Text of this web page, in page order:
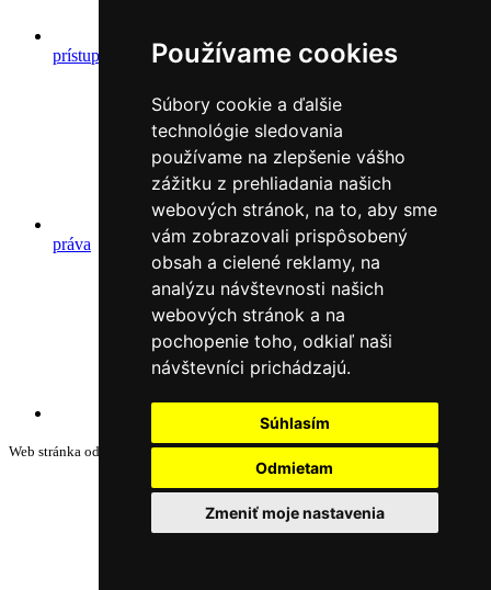
Používame cookies
Súbory cookie a ďalšie
technológie sledovania
používame na zlepšenie vášho
zážitku z prehliadania našich
webových stránok, na to, aby sme
vám zobrazovali prispôsobený
obsah a cielené reklamy, na
analýzu návštevnosti našich
webových stránok a na
pochopenie toho, odkiaľ naši
návštevníci prichádzajú.
Súhlasím
Odmietam
Zmeniť moje nastavenia
prístupnosti
Autorské
práva
Web stránka od